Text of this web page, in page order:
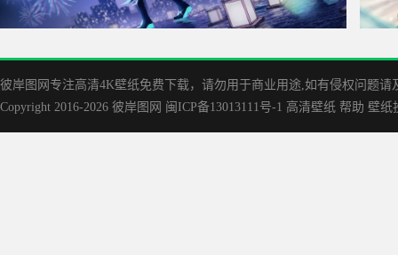
彼岸图网专注高清4K壁纸免费下载，请勿用于商业用途,如有侵权问题
Copyright 2016-2026 彼岸图网 闽ICP备13013111号-1 高清壁纸 帮助 壁纸